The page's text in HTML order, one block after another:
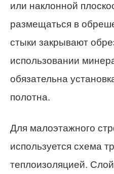
или наклонной
размещаться в
стыки закрывают
использовании
обязательна
полотна.
Для малоэтажного
используется схема
теплоизоляцией.